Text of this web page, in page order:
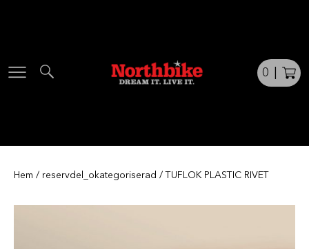
0
Hem / reservdel_okategoriserad / TUFLOK PLASTIC RIVET